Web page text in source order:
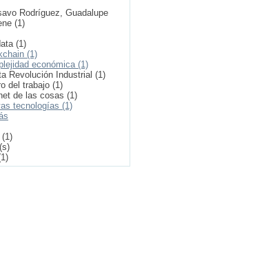
Rodríguez, Guadalupe
(1)
(1)
(1)
económica (1)
Revolución Industrial (1)
del trabajo (1)
de las cosas (1)
tecnologías (1)
(1)